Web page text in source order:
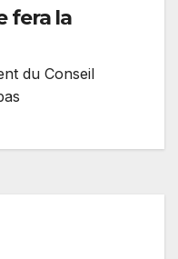
fera la
du Conseil